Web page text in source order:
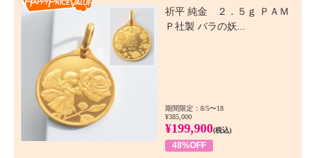
祈平 純金 ２．５ｇ ＰＡＭ
Ｐ社製 バラの妖...
期間限定：8/5〜18
¥385,000
¥199,900(税込)
48%OFF